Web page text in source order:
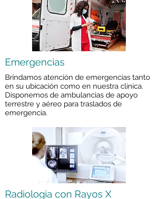
Emergencias
Brindamos atención de emergencias tanto
en su ubicación como en nuestra clínica.
Disponemos de ambulancias de apoyo
terrestre y aéreo para traslados de
emergencia.
Radiologia con Rayos X